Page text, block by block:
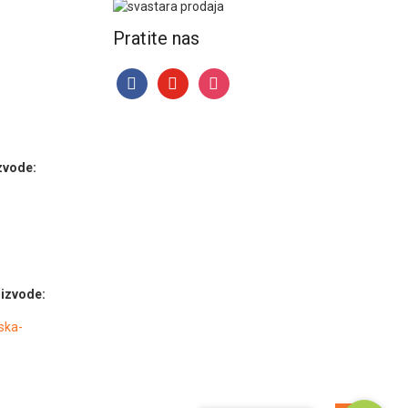
Pratite nas
facebookyoutubeinstagram